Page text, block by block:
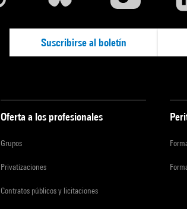
Suscribirse al boletín
Oferta a los profesionales
Grupos
Privatizaciones
Contratos públicos y licitaciones